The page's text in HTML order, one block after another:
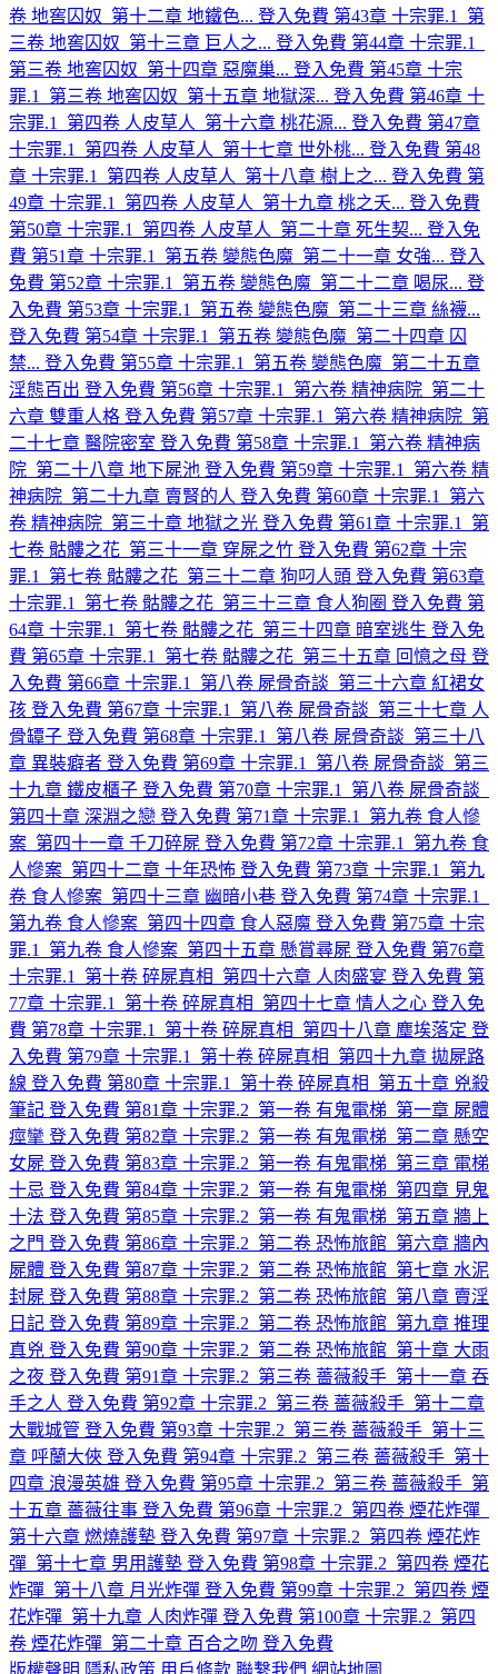
卷 地窖囚奴_第十二章 地鐵色... 登入免費 第43章 十宗罪.1_第
三卷 地窖囚奴_第十三章 巨人之... 登入免費 第44章 十宗罪.1_
第三卷 地窖囚奴_第十四章 惡魔巢... 登入免費 第45章 十宗
罪.1_第三卷 地窖囚奴_第十五章 地獄深... 登入免費 第46章 十
宗罪.1_第四卷 人皮草人_第十六章 桃花源... 登入免費 第47章
十宗罪.1_第四卷 人皮草人_第十七章 世外桃... 登入免費 第48
章 十宗罪.1_第四卷 人皮草人_第十八章 樹上之... 登入免費 第
49章 十宗罪.1_第四卷 人皮草人_第十九章 桃之夭... 登入免費
第50章 十宗罪.1_第四卷 人皮草人_第二十章 死生契... 登入免
費 第51章 十宗罪.1_第五卷 變態色魔_第二十一章 女強... 登入
免費 第52章 十宗罪.1_第五卷 變態色魔_第二十二章 喝尿... 登
入免費 第53章 十宗罪.1_第五卷 變態色魔_第二十三章 絲襪...
登入免費 第54章 十宗罪.1_第五卷 變態色魔_第二十四章 囚
禁... 登入免費 第55章 十宗罪.1_第五卷 變態色魔_第二十五章
淫態百出 登入免費 第56章 十宗罪.1_第六卷 精神病院_第二十
六章 雙重人格 登入免費 第57章 十宗罪.1_第六卷 精神病院_第
二十七章 醫院密室 登入免費 第58章 十宗罪.1_第六卷 精神病
院_第二十八章 地下屍池 登入免費 第59章 十宗罪.1_第六卷 精
神病院_第二十九章 賣腎的人 登入免費 第60章 十宗罪.1_第六
卷 精神病院_第三十章 地獄之光 登入免費 第61章 十宗罪.1_第
七卷 骷髏之花_第三十一章 穿屍之竹 登入免費 第62章 十宗
罪.1_第七卷 骷髏之花_第三十二章 狗叼人頭 登入免費 第63章
十宗罪.1_第七卷 骷髏之花_第三十三章 食人狗圈 登入免費 第
64章 十宗罪.1_第七卷 骷髏之花_第三十四章 暗室逃生 登入免
費 第65章 十宗罪.1_第七卷 骷髏之花_第三十五章 回憶之母 登
入免費 第66章 十宗罪.1_第八卷 屍骨奇談_第三十六章 紅裙女
孩 登入免費 第67章 十宗罪.1_第八卷 屍骨奇談_第三十七章 人
骨罈子 登入免費 第68章 十宗罪.1_第八卷 屍骨奇談_第三十八
章 異裝癖者 登入免費 第69章 十宗罪.1_第八卷 屍骨奇談_第三
十九章 鐵皮櫃子 登入免費 第70章 十宗罪.1_第八卷 屍骨奇談_
第四十章 深淵之戀 登入免費 第71章 十宗罪.1_第九卷 食人慘
案_第四十一章 千刀碎屍 登入免費 第72章 十宗罪.1_第九卷 食
人慘案_第四十二章 十年恐怖 登入免費 第73章 十宗罪.1_第九
卷 食人慘案_第四十三章 幽暗小巷 登入免費 第74章 十宗罪.1_
第九卷 食人慘案_第四十四章 食人惡魔 登入免費 第75章 十宗
罪.1_第九卷 食人慘案_第四十五章 懸賞尋屍 登入免費 第76章
十宗罪.1_第十卷 碎屍真相_第四十六章 人肉盛宴 登入免費 第
77章 十宗罪.1_第十卷 碎屍真相_第四十七章 情人之心 登入免
費 第78章 十宗罪.1_第十卷 碎屍真相_第四十八章 塵埃落定 登
入免費 第79章 十宗罪.1_第十卷 碎屍真相_第四十九章 拋屍路
線 登入免費 第80章 十宗罪.1_第十卷 碎屍真相_第五十章 兇殺
筆記 登入免費 第81章 十宗罪.2_第一卷 有鬼電梯_第一章 屍體
痙攣 登入免費 第82章 十宗罪.2_第一卷 有鬼電梯_第二章 懸空
女屍 登入免費 第83章 十宗罪.2_第一卷 有鬼電梯_第三章 電梯
十忌 登入免費 第84章 十宗罪.2_第一卷 有鬼電梯_第四章 見鬼
十法 登入免費 第85章 十宗罪.2_第一卷 有鬼電梯_第五章 牆上
之門 登入免費 第86章 十宗罪.2_第二卷 恐怖旅館_第六章 牆內
屍體 登入免費 第87章 十宗罪.2_第二卷 恐怖旅館_第七章 水泥
封屍 登入免費 第88章 十宗罪.2_第二卷 恐怖旅館_第八章 賣淫
日記 登入免費 第89章 十宗罪.2_第二卷 恐怖旅館_第九章 推理
真兇 登入免費 第90章 十宗罪.2_第二卷 恐怖旅館_第十章 大雨
之夜 登入免費 第91章 十宗罪.2_第三卷 薔薇殺手_第十一章 吞
手之人 登入免費 第92章 十宗罪.2_第三卷 薔薇殺手_第十二章
大戰城管 登入免費 第93章 十宗罪.2_第三卷 薔薇殺手_第十三
章 呼蘭大俠 登入免費 第94章 十宗罪.2_第三卷 薔薇殺手_第十
四章 浪漫英雄 登入免費 第95章 十宗罪.2_第三卷 薔薇殺手_第
十五章 薔薇往事 登入免費 第96章 十宗罪.2_第四卷 煙花炸彈_
第十六章 燃燒護墊 登入免費 第97章 十宗罪.2_第四卷 煙花炸
彈_第十七章 男用護墊 登入免費 第98章 十宗罪.2_第四卷 煙花
炸彈_第十八章 月光炸彈 登入免費 第99章 十宗罪.2_第四卷 煙
花炸彈_第十九章 人肉炸彈 登入免費 第100章 十宗罪.2_第四
卷 煙花炸彈_第二十章 百合之吻 登入免費
版權聲明 隱私政策 用戶條款 聯繫我們 網站地圖